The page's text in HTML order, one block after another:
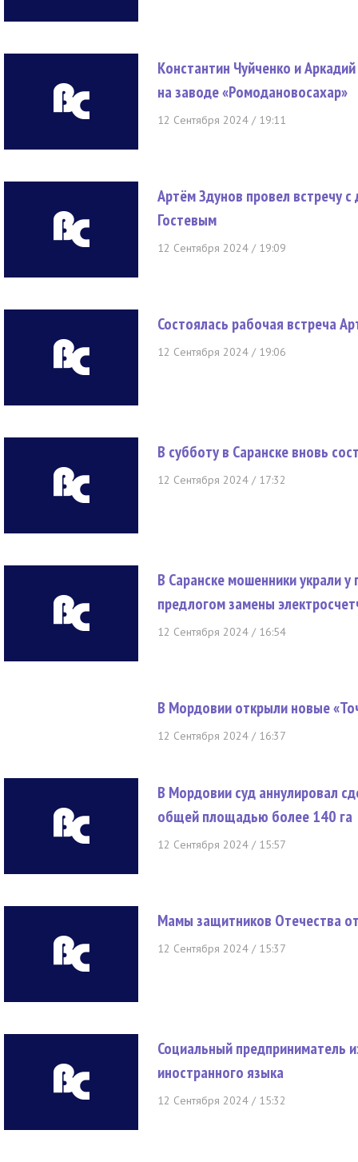
Константин Чуйченко и
на заводе «Ромодановосахар»
12 Сентября 2024 / 19:11
Артём Здунов провел встречу
Гостевым
12 Сентября 2024 / 19:09
Состоялась рабочая встреча
12 Сентября 2024 / 19:06
В субботу в Саранске вновь
12 Сентября 2024 / 17:32
В Саранске мошенники украли
предлогом замены
12 Сентября 2024 / 16:54
В Мордовии открыли новые
12 Сентября 2024 / 16:37
В Мордовии суд аннулировал
общей площадью более 140 га
12 Сентября 2024 / 15:57
Мамы защитников Отечества
12 Сентября 2024 / 15:37
Социальный предприниматель
иностранного языка
12 Сентября 2024 / 15:32